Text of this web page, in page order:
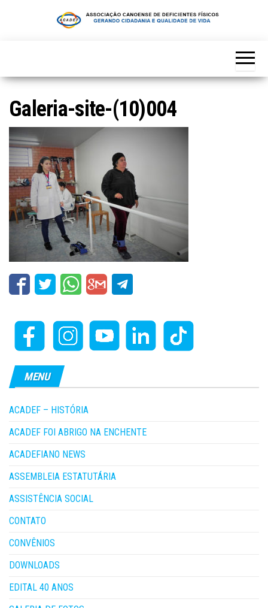
Galeria-site-(10)004
MENU
ACADEF – HISTÓRIA
ACADEF FOI ABRIGO NA ENCHENTE
ACADEFIANO NEWS
ASSEMBLEIA ESTATUTÁRIA
ASSISTÊNCIA SOCIAL
CONTATO
CONVÊNIOS
DOWNLOADS
EDITAL 40 ANOS